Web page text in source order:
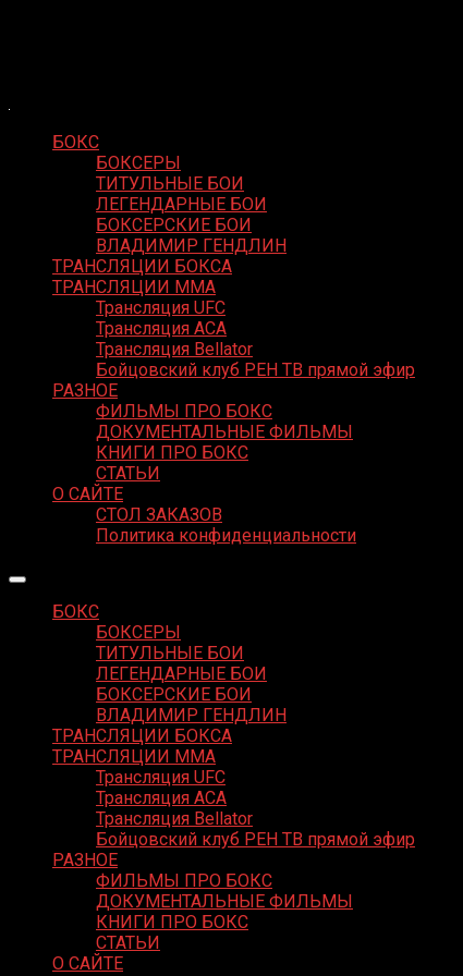
БОКС
БОКСЕРЫ
ТИТУЛЬНЫЕ БОИ
ЛЕГЕНДАРНЫЕ БОИ
БОКСЕРСКИЕ БОИ
ВЛАДИМИР ГЕНДЛИН
ТРАНСЛЯЦИИ БОКСА
ТРАНСЛЯЦИИ MMA
Трансляция UFC
Трансляция ACA
Трансляция Bellator
Бойцовский клуб РЕН ТВ прямой эфир
РАЗНОЕ
ФИЛЬМЫ ПРО БОКС
ДОКУМЕНТАЛЬНЫЕ ФИЛЬМЫ
КНИГИ ПРО БОКС
СТАТЬИ
О САЙТЕ
СТОЛ ЗАКАЗОВ
Политика конфиденциальности
БОКС
БОКСЕРЫ
ТИТУЛЬНЫЕ БОИ
ЛЕГЕНДАРНЫЕ БОИ
БОКСЕРСКИЕ БОИ
ВЛАДИМИР ГЕНДЛИН
ТРАНСЛЯЦИИ БОКСА
ТРАНСЛЯЦИИ MMA
Трансляция UFC
Трансляция ACA
Трансляция Bellator
Бойцовский клуб РЕН ТВ прямой эфир
РАЗНОЕ
ФИЛЬМЫ ПРО БОКС
ДОКУМЕНТАЛЬНЫЕ ФИЛЬМЫ
КНИГИ ПРО БОКС
СТАТЬИ
О САЙТЕ